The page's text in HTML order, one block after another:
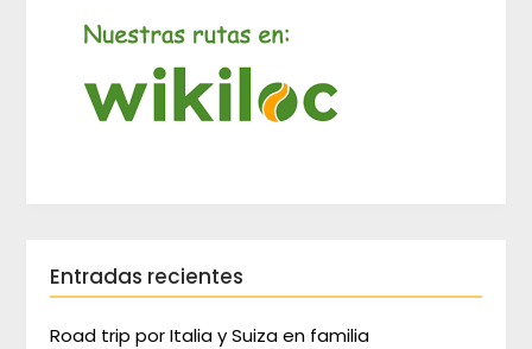
Entradas recientes
Road trip por Italia y Suiza en familia